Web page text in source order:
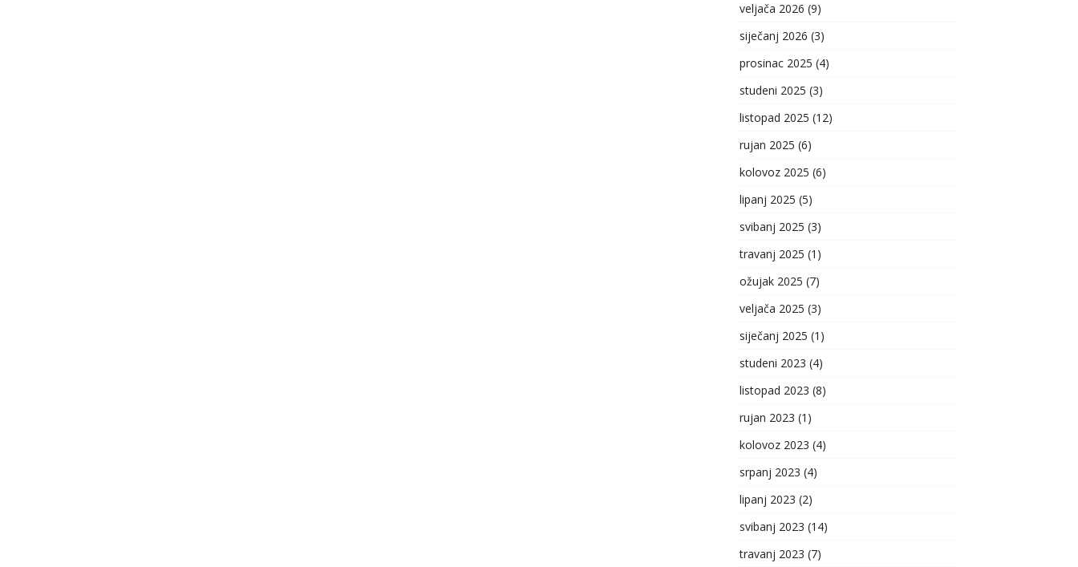
veljača 2026 (9)
siječanj 2026 (3)
prosinac 2025 (4)
studeni 2025 (3)
listopad 2025 (12)
rujan 2025 (6)
kolovoz 2025 (6)
lipanj 2025 (5)
svibanj 2025 (3)
travanj 2025 (1)
ožujak 2025 (7)
veljača 2025 (3)
siječanj 2025 (1)
studeni 2023 (4)
listopad 2023 (8)
rujan 2023 (1)
kolovoz 2023 (4)
srpanj 2023 (4)
lipanj 2023 (2)
svibanj 2023 (14)
travanj 2023 (7)